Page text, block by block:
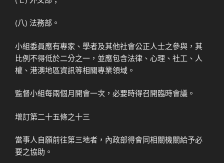
(八) 法務部。
小組委員應有專家、學者及其他社會公正人士之參與，其
比例不得低於二分之一，並應包含法律、心理、社工、人
權、港澳地區資訊等相關專業領域。
監督小組每兩個月開會一次，必要時得召開臨時會議。
增訂第二十五條之十三
當事人自願前往第三地者，內政部得會同相關機關給予必
要之協助。